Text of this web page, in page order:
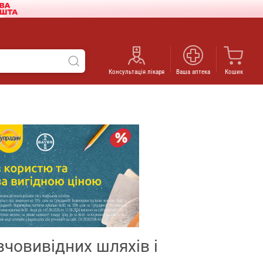
Консультація лікаря Ваша аптека Кошик
шляхів і